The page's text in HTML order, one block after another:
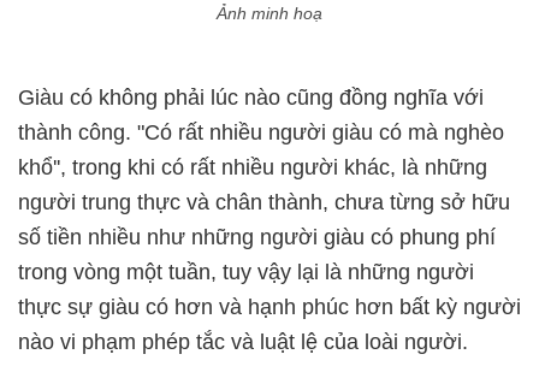
Ảnh minh hoạ
Giàu có không phải lúc nào cũng đồng nghĩa với
thành công. "Có rất nhiều người giàu có mà nghèo
khổ'', trong khi có rất nhiều người khác, là những
người trung thực và chân thành, chưa từng sở hữu
số tiền nhiều như những người giàu có phung phí
trong vòng một tuần, tuy vậy lại là những người
thực sự giàu có hơn và hạnh phúc hơn bất kỳ người
nào vi phạm phép tắc và luật lệ của loài người.